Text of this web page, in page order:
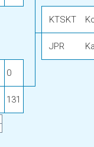
KTSKT
JPR
0
131